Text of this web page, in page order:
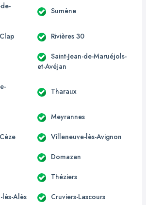
Sumène
Rivières 30
Saint-Jean-de-Maruéjols-
et-Avéjan
Tharaux
Meyrannes
Villeneuve-lès-Avignon
Domazan
Théziers
lès-Alès Cruviers-Lascours